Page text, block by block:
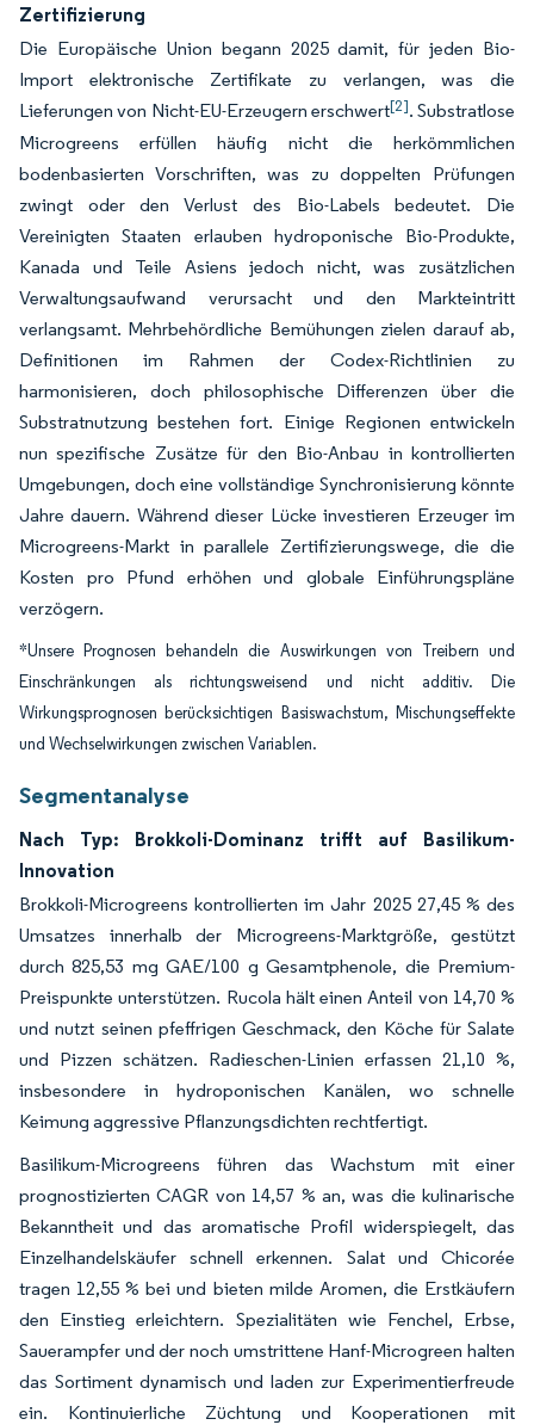
Zertifizierung
Die Europäische Union begann 2025 damit, für jeden Bio-
Import elektronische Zertifikate zu verlangen, was die
Lieferungen von Nicht-EU-Erzeugern erschwert[2]. Substratlose
Microgreens erfüllen häufig nicht die herkömmlichen
bodenbasierten Vorschriften, was zu doppelten Prüfungen
zwingt oder den Verlust des Bio-Labels bedeutet. Die
Vereinigten Staaten erlauben hydroponische Bio-Produkte,
Kanada und Teile Asiens jedoch nicht, was zusätzlichen
Verwaltungsaufwand verursacht und den Markteintritt
verlangsamt. Mehrbehördliche Bemühungen zielen darauf ab,
Definitionen im Rahmen der Codex-Richtlinien zu
harmonisieren, doch philosophische Differenzen über die
Substratnutzung bestehen fort. Einige Regionen entwickeln
nun spezifische Zusätze für den Bio-Anbau in kontrollierten
Umgebungen, doch eine vollständige Synchronisierung könnte
Jahre dauern. Während dieser Lücke investieren Erzeuger im
Microgreens-Markt in parallele Zertifizierungswege, die die
Kosten pro Pfund erhöhen und globale Einführungspläne
verzögern.
*Unsere Prognosen behandeln die Auswirkungen von Treibern und
Einschränkungen als richtungsweisend und nicht additiv. Die
Wirkungsprognosen berücksichtigen Basiswachstum, Mischungseffekte
und Wechselwirkungen zwischen Variablen.
Segmentanalyse
Nach Typ: Brokkoli-Dominanz trifft auf Basilikum-
Innovation
Brokkoli-Microgreens kontrollierten im Jahr 2025 27,45 % des
Umsatzes innerhalb der Microgreens-Marktgröße, gestützt
durch 825,53 mg GAE/100 g Gesamtphenole, die Premium-
Preispunkte unterstützen. Rucola hält einen Anteil von 14,70 %
und nutzt seinen pfeffrigen Geschmack, den Köche für Salate
und Pizzen schätzen. Radieschen-Linien erfassen 21,10 %,
insbesondere in hydroponischen Kanälen, wo schnelle
Keimung aggressive Pflanzungsdichten rechtfertigt.
Basilikum-Microgreens führen das Wachstum mit einer
prognostizierten CAGR von 14,57 % an, was die kulinarische
Bekanntheit und das aromatische Profil widerspiegelt, das
Einzelhandelskäufer schnell erkennen. Salat und Chicorée
tragen 12,55 % bei und bieten milde Aromen, die Erstkäufern
den Einstieg erleichtern. Spezialitäten wie Fenchel, Erbse,
Sauerampfer und der noch umstrittene Hanf-Microgreen halten
das Sortiment dynamisch und laden zur Experimentierfreude
ein. Kontinuierliche Züchtung und Kooperationen mit